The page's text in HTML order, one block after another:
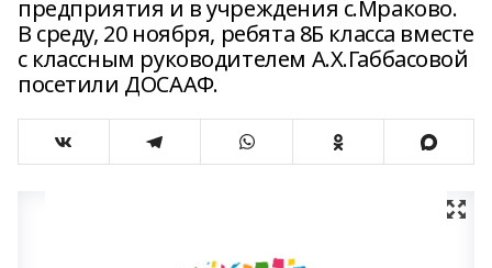
предприятия и в учреждения с.Мраково.
В среду, 20 ноября, ребята 8Б класса вместе
с классным руководителем А.Х.Габбасовой
посетили ДОСААФ.